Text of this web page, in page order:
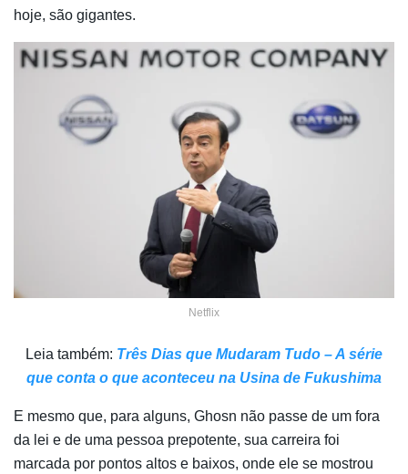
hoje, são gigantes.
Netflix
Leia também: Três Dias que Mudaram Tudo – A série
que conta o que aconteceu na Usina de Fukushima
E mesmo que, para alguns, Ghosn não passe de um fora
da lei e de uma pessoa prepotente, sua carreira foi
marcada por pontos altos e baixos, onde ele se mostrou